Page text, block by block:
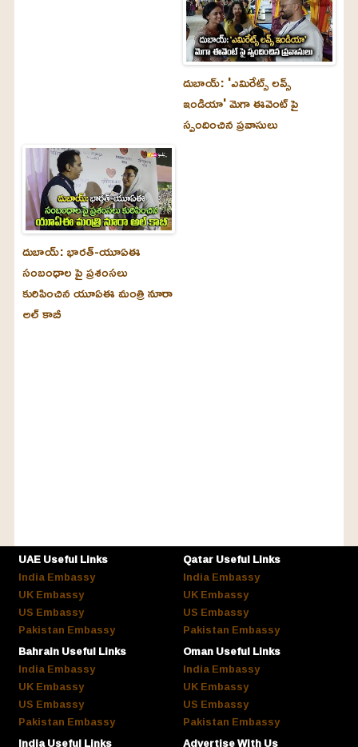
దుబాయ్‌: 'ఎమిరేట్స్ లవ్స్
ఇండియా' మెగా ఈవెంట్ పై
స్పందించిన ప్రవాసులు
దుబాయ్‌: భారత్-యూఏఈ
సంబంధాల పై ప్రశంసలు
కురిపించిన యూఏఈ మంత్రి నూరా
అల్‌ కాబీ
UAE Useful Links
India Embassy
UK Embassy
US Embassy
Pakistan Embassy
Qatar Useful Links
India Embassy
UK Embassy
US Embassy
Pakistan Embassy
Bahrain Useful Links
India Embassy
UK Embassy
US Embassy
Pakistan Embassy
Oman Useful Links
India Embassy
UK Embassy
US Embassy
Pakistan Embassy